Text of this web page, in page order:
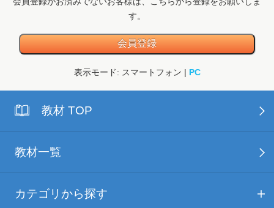
す。
表示モード: スマートフォン | PC
教材 TOP
教材一覧
カテゴリから探す